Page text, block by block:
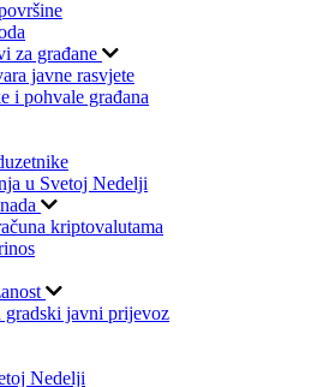
za građane
javne rasvjete
i pohvale građana
u Svetoj Nedelji
kriptovalutama
gradski javni prijevoz
Nedelji